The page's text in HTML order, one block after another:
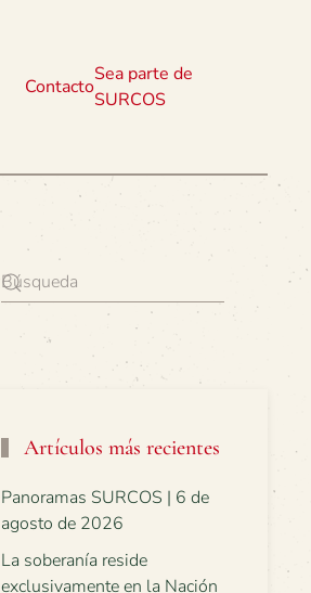
Contacto
Sea parte de
SURCOS
Artículos más recientes
Panoramas SURCOS | 6 de
agosto de 2026
La soberanía reside
exclusivamente en la Nación